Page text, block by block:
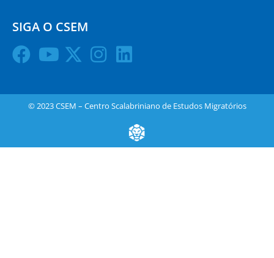
SIGA O CSEM
© 2023 CSEM – Centro Scalabriniano de Estudos Migratórios